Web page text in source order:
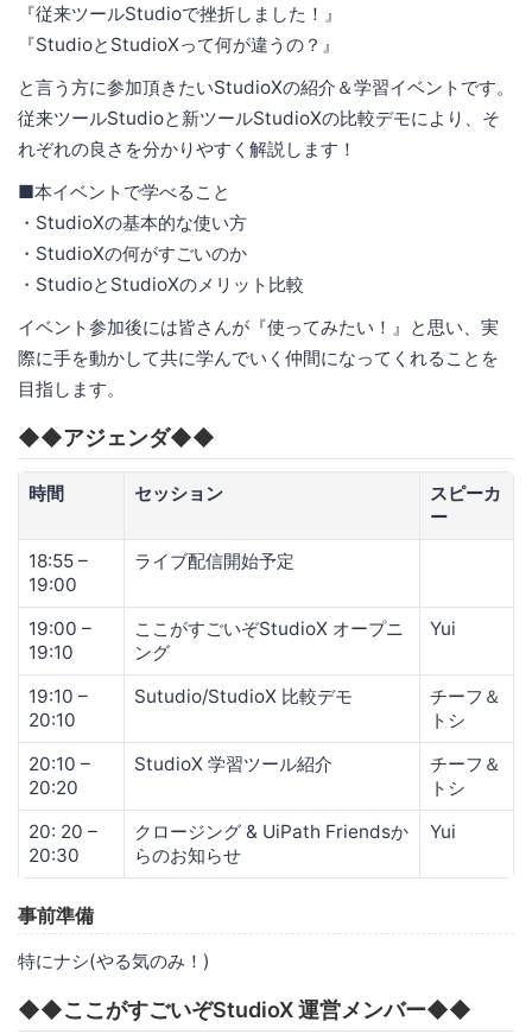
『従来ツールStudioで挫折しました！』
『StudioとStudioXって何が違うの？』
と言う方に参加頂きたいStudioXの紹介＆学習イベントです。
従来ツールStudioと新ツールStudioXの比較デモにより、そ
れぞれの良さを分かりやすく解説します！
■本イベントで学べること
・StudioXの基本的な使い方
・StudioXの何がすごいのか
・StudioとStudioXのメリット比較
イベント参加後には皆さんが『使ってみたい！』と思い、実
際に手を動かして共に学んでいく仲間になってくれることを
目指します。
◆◆アジェンダ◆◆
時間 セッション
スピーカ
ー
18:55 –
19:00
ライブ配信開始予定
19:00 –
19:10
ここがすごいぞStudioX オープニ
ング
Yui
19:10 –
20:10
Sutudio/StudioX 比較デモ
チーフ＆
トシ
20:10 –
20:20
StudioX 学習ツール紹介
チーフ＆
トシ
20: 20 –
20:30
クロージング & UiPath Friendsか
らのお知らせ
Yui
事前準備
特にナシ(やる気のみ！)
◆◆ここがすごいぞStudioX 運営メンバー◆◆